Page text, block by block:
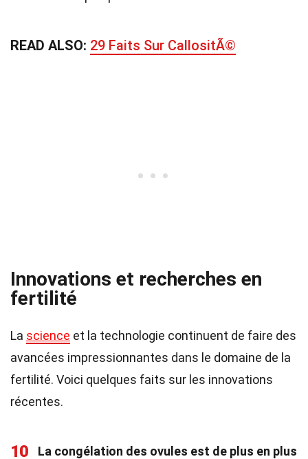
READ ALSO: 29 Faits Sur CallositÃ©
Innovations et recherches en
fertilité
La science et la technologie continuent de faire des
avancées impressionnantes dans le domaine de la
fertilité. Voici quelques faits sur les innovations
récentes.
10
La congélation des ovules est de plus en plus